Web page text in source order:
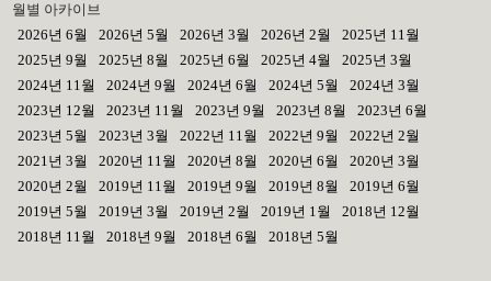
월별 아카이브
2026년 6월
2026년 5월 2026년 3월 2026년 2월
2025년 11월
2025년 9월
2025년 8월 2025년 6월 2025년 4월
2025년 3월
2024년 11월
2024년 9월 2024년 6월 2024년 5월
2024년 3월
2023년 12월
2023년 11월 2023년 9월 2023년 8월
2023년 6월
2023년 5월
2023년 3월 2022년 11월 2022년 9월
2022년 2월
2021년 3월
2020년 11월 2020년 8월 2020년 6월
2020년 3월
2020년 2월
2019년 11월 2019년 9월 2019년 8월
2019년 6월
2019년 5월
2019년 3월 2019년 2월 2019년 1월
2018년 12월
2018년 11월
2018년 9월 2018년 6월 2018년 5월